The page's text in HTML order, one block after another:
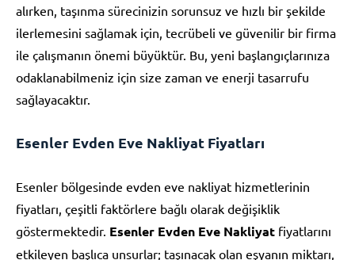
alırken, taşınma sürecinizin sorunsuz ve hızlı bir şekilde
ilerlemesini sağlamak için, tecrübeli ve güvenilir bir firma
ile çalışmanın önemi büyüktür. Bu, yeni başlangıçlarınıza
odaklanabilmeniz için size zaman ve enerji tasarrufu
sağlayacaktır.
Esenler Evden Eve Nakliyat Fiyatları
Esenler bölgesinde evden eve nakliyat hizmetlerinin
fiyatları, çeşitli faktörlere bağlı olarak değişiklik
göstermektedir. Esenler Evden Eve Nakliyat fiyatlarını
etkileyen başlıca unsurlar; taşınacak olan eşyanın miktarı,